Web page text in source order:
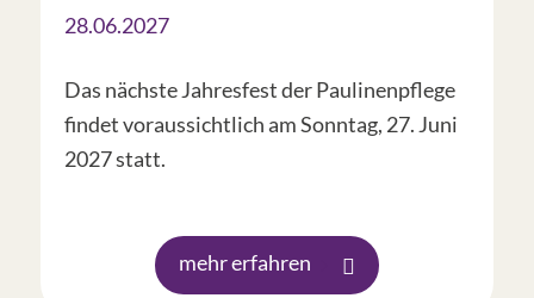
28.06.2027
Das nächste Jahresfest der Paulinenpflege
findet voraussichtlich am Sonntag, 27. Juni
2027 statt.
mehr erfahren